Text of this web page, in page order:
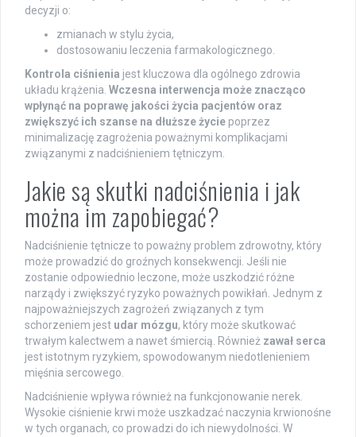
decyzji o:
zmianach w stylu życia,
dostosowaniu leczenia farmakologicznego.
Kontrola ciśnienia jest kluczowa dla ogólnego zdrowia
układu krążenia. Wczesna interwencja może znacząco
wpłynąć na poprawę jakości życia pacjentów oraz
zwiększyć ich szanse na dłuższe życie poprzez
minimalizację zagrożenia poważnymi komplikacjami
związanymi z nadciśnieniem tętniczym.
Jakie są skutki nadciśnienia i jak
można im zapobiegać?
Nadciśnienie tętnicze to poważny problem zdrowotny, który
może prowadzić do groźnych konsekwencji. Jeśli nie
zostanie odpowiednio leczone, może uszkodzić różne
narządy i zwiększyć ryzyko poważnych powikłań. Jednym z
najpoważniejszych zagrożeń związanych z tym
schorzeniem jest udar mózgu, który może skutkować
trwałym kalectwem a nawet śmiercią. Również zawał serca
jest istotnym ryzykiem, spowodowanym niedotlenieniem
mięśnia sercowego.
Nadciśnienie wpływa również na funkcjonowanie nerek.
Wysokie ciśnienie krwi może uszkadzać naczynia krwionośne
w tych organach, co prowadzi do ich niewydolności. W